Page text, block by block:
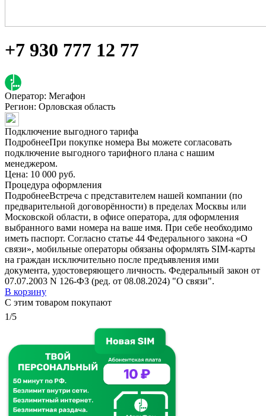
+7 930 777 12 77
Оператор: Мегафон
Регион: Орловская область
Подключение выгодного тарифа
ПодробнееПри покупке номера Вы можете согласовать
подключение выгодного тарифного плана с нашим
менеджером.
Цена: 10 000 руб.
Процедура оформления
ПодробнееВстреча с представителем нашей компании (по
предварительной договорённости) в пределах Москвы или
Московской области, в офисе оператора, для оформления
выбранного вами номера на ваше имя. При себе необходимо
иметь паспорт. Согласно статье 44 Федерального закона «О
связи», мобильные операторы обязаны оформлять SIM-карты
на граждан исключительно после предъявления ими
документа, удостоверяющего личность. Федеральный закон от
07.07.2003 N 126-ФЗ (ред. от 08.08.2024) "О связи".
В корзину
С этим товаром покупают
1/5